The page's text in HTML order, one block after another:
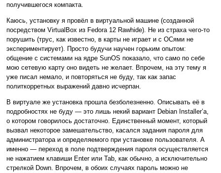
получившегося компакта.
Каюсь, установку я провёл в виртуальной машине (созданной
посредством VirtualBox из Fedora 12 Rawhide). Не из страха чего-то
порушить (трус, как известно, в карты не играет и с ОСями не
экспериментирует). Просто будучи научен горьким опытом:
общение с системами на ядре SunOS показало, что само по себе
мою сетевую карту оно видеть не желает. Впрочем, на эту тему я
уже писал немало, и повторяться не буду, так как запас
политкорретных выражений давно исчерпан.
В виртуале же установка прошла безболезненно. Описывать её в
подробностях не буду — это лишь некий вариант Debian Installer’а,
о котором говорилось достаточно. Единственный момент, который
вызвал некоторое замешательство, касался задания пароля для
администратора и определяемого при установке пользователя. А
именно — переход в поле подтверждения пароля осуществляется
не нажатием клавиши Enter или Tab, как обычно, а исключительно
стрелкой Down. Впрочем, в обоих случаях пароль можно не